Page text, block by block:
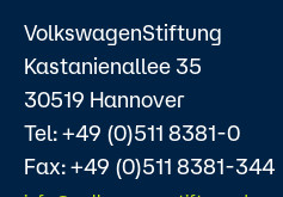
VolkswagenStiftung
Kastanienallee 35
30519 Hannover
Tel: +49 (0)511 8381-0
Fax: +49 (0)511 8381-344